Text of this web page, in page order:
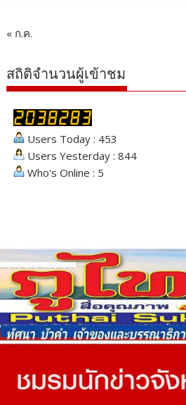
« ก.ค.
สถิติจำนวนผู้เข้าชม
Users Today : 453
Users Yesterday : 844
Who's Online : 5